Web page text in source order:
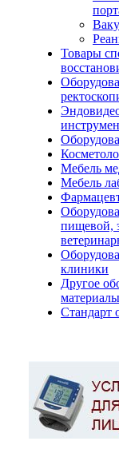
Товары
Мебель
Мебель
пищевой,
клиники
Другое
материалы
Стандарт